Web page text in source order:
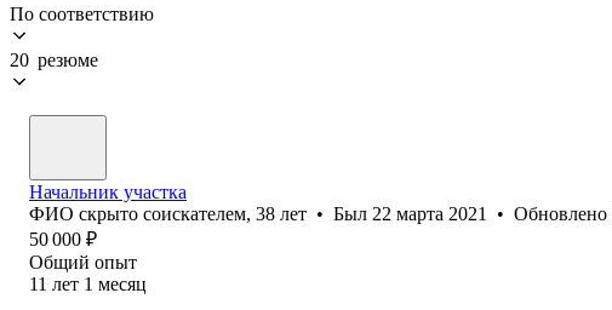
По соответствию
20 резюме
Начальник участка
ФИО скрыто соискателем, 38 лет • Был 22 марта 2021 • Обновлено
50 000 ₽
Общий опыт
11 лет 1 месяц